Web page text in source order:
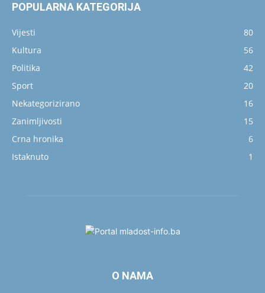
POPULARNA KATEGORIJA
Vijesti
80
Kultura
56
Politika
42
Sport
20
Nekategorizirano
16
Zanimljivosti
15
Crna hronika
6
Istaknuto
1
O NAMA